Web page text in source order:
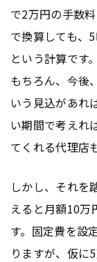
で2万円の手数
で換算しても、
という計算です。
もちろん、今後
いう見込があれ
い期間で考えれ
てくれる代理店
しかし、それを
えると月額10万
す。固定費を設
りますが、仮に